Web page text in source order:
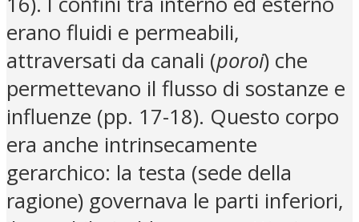
erano fluidi e permeabili,
attraversati da canali (poroi) che
permettevano il flusso di sostanze e
influenze (pp. 17-18). Questo corpo
era anche intrinsecamente
gerarchico: la testa (sede della
ragione) governava le parti inferiori,